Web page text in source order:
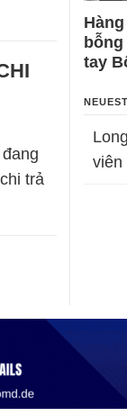
trả
tay
viên